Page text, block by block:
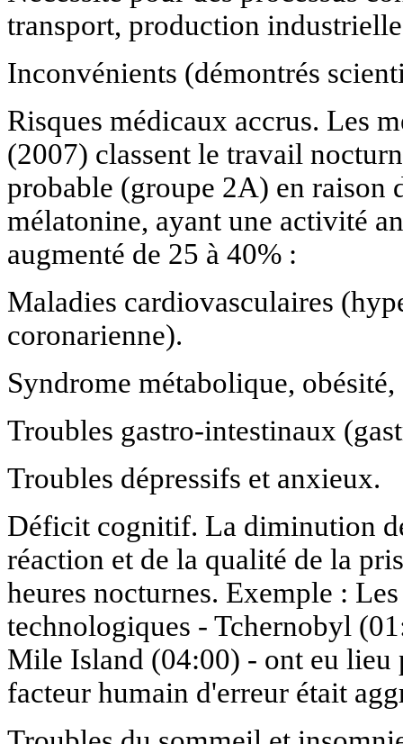
transport, production
Inconvénients (démontrés
Risques médicaux accrus. Les
(2007) classent le travail
probable (groupe 2A) en raison
mélatonine, ayant une activité
augmenté de 25 à 40% :
Maladies cardiovasculaires
coronarienne).
Syndrome métabolique,
Troubles gastro-intestinaux
Troubles dépressifs et anxieux.
Déficit cognitif. La diminution
réaction et de la qualité de la
heures nocturnes. Exemple :
technologiques - Tchernobyl
Mile Island (04:00) - ont eu lieu
facteur humain d'erreur était